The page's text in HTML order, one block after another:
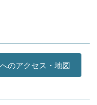
のアクセス・地図